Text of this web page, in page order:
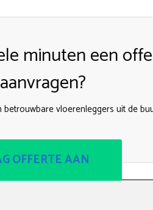
minuten een
aanvragen?
vloerenleggers uit de
OFFERTE AAN